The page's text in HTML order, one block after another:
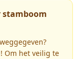
stamboom
Om het veilig te